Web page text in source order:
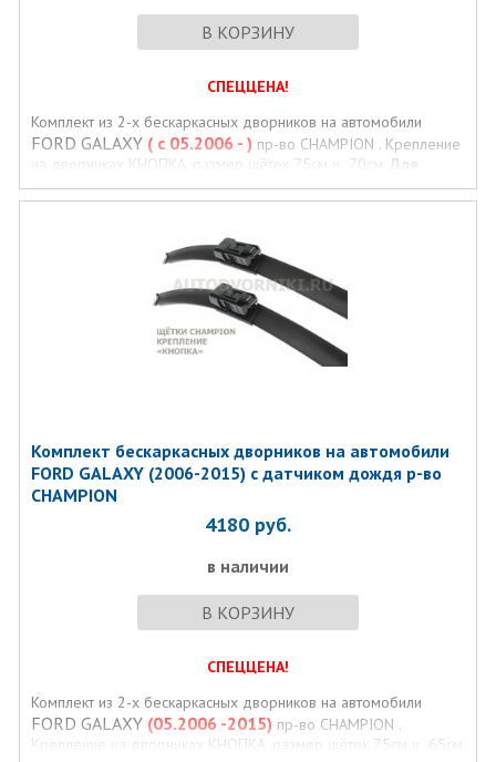
В КОРЗИНУ
СПЕЦЦЕНА!
Комплект из 2-х бескаркаcных дворников на автомобили
FORD GALAXY ( с 05.2006 - ) пр-во CHAMPION . Крепление
на дворниках КНОПКА, размер щёток 75см и 70см.
Для
машин БЕЗ датчика дождя!
Комплект бескаркаcных дворников на автомобили
FORD GALAXY (2006-2015) с датчиком дождя р-во
CHAMPION
4180 руб.
в наличии
В КОРЗИНУ
СПЕЦЦЕНА!
Комплект из 2-х бескаркаcных дворников на автомобили
FORD GALAXY(05.2006 -2015) пр-во CHAMPION .
Крепление на дворниках КНОПКА, размер щёток 75см и 65см.